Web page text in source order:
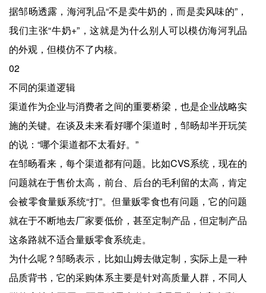
据邹旸透露，海河乳品“不是卖牛奶的，而是卖风味的”，
我们主张“牛奶+”，这就是为什么别人可以模仿海河乳品
的外观，但模仿不了内核。
02
不同的渠道逻辑
渠道作为企业与消费者之间的重要桥梁，也是企业战略实
施的关键。在谈及未来看好哪个渠道时，邹旸却半开玩笑
的说：“哪个渠道都不太看好。”
在邹旸看来，每个渠道都有问题。比如CVS系统，现在的
问题就在于售价太高，前台、后台的毛利留的太高，肯定
会被零食量贩系统“打”。但量贩零食也有问题，它的问题
就在于不断地去厂家要低价，甚至定制产品，但定制产品
这条路就不适合量贩零食系统走。
为什么呢？邹旸表示，比如山姆去做定制，实际上是一种
品质背书，它的采购体系主要是针对高质量人群，不同人